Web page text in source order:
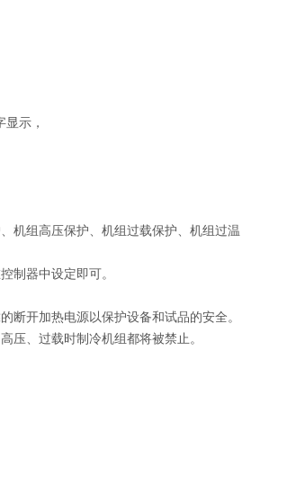
示，
机组高压保护、机组过载保护、机组过温
制器中设定即可。
断开加热电源以保护设备和试品的安全。
压、过载时制冷机组都将被禁止。